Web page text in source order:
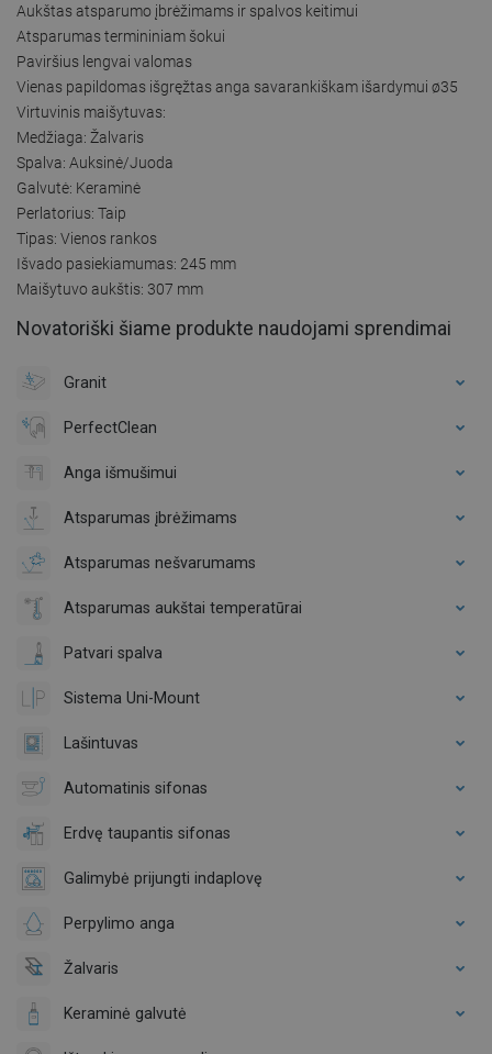
Aukštas atsparumo įbrėžimams ir spalvos keitimui
Atsparumas termininiam šokui
Paviršius lengvai valomas
Vienas papildomas išgręžtas anga savarankiškam išardymui ø35
Virtuvinis maišytuvas:
Medžiaga: Žalvaris
Spalva: Auksinė/Juoda
Galvutė: Keraminė
Perlatorius: Taip
Tipas: Vienos rankos
Išvado pasiekiamumas: 245 mm
Maišytuvo aukštis: 307 mm
Novatoriški šiame produkte naudojami sprendimai
Granit
PerfectClean
Anga išmušimui
Atsparumas įbrėžimams
Atsparumas nešvarumams
Atsparumas aukštai temperatūrai
Patvari spalva
Sistema Uni-Mount
Lašintuvas
Automatinis sifonas
Erdvę taupantis sifonas
Galimybė prijungti indaplovę
Perpylimo anga
Žalvaris
Keraminė galvutė